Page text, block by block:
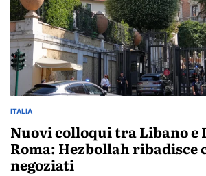
POSTED
ITALIA
Nuovi colloqui tra Libano e
Roma: Hezbollah ribadisce
negoziati